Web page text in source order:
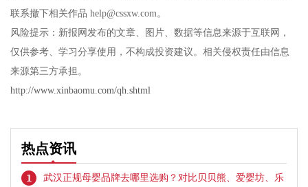
联系撤下相关作品 help@cssxw.com。
风险提示：新报网发布的文章、图片、数据等信息来源于互联网，
仅供参考、学习分享使用，不构成投资建议。相关侵权责任由信息
来源第三方承担。
http://www.xinbaomu.com/qh.shtml
热点资讯
1
武汉正规母婴品牌去哪里选购？对比贝贝熊、爱婴坊、乐